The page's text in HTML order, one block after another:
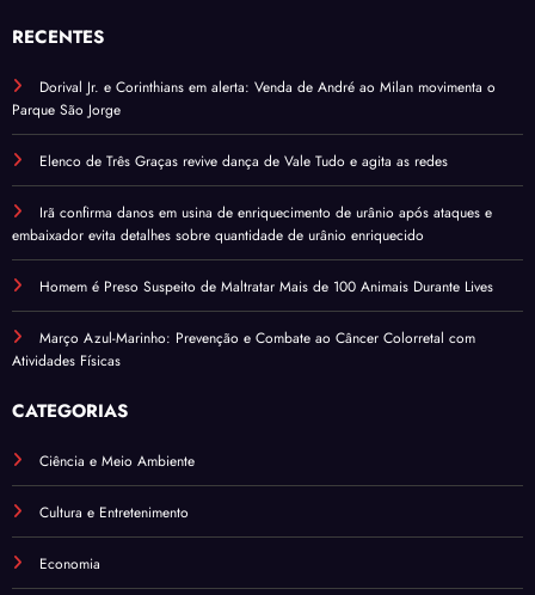
RECENTES
Dorival Jr. e Corinthians em alerta: Venda de André ao Milan movimenta o
Parque São Jorge
Elenco de Três Graças revive dança de Vale Tudo e agita as redes
Irã confirma danos em usina de enriquecimento de urânio após ataques e
embaixador evita detalhes sobre quantidade de urânio enriquecido
Homem é Preso Suspeito de Maltratar Mais de 100 Animais Durante Lives
Março Azul-Marinho: Prevenção e Combate ao Câncer Colorretal com
Atividades Físicas
CATEGORIAS
Ciência e Meio Ambiente
Cultura e Entretenimento
Economia